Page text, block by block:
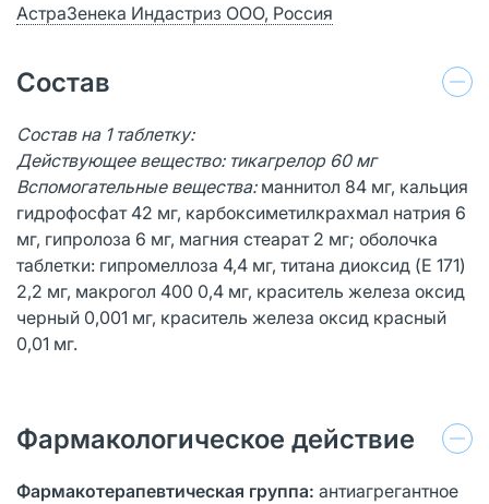
АстраЗенека Индастриз ООО, Россия
Состав
Состав на 1 таблетку:
Действующее вещество: тикагрелор 60 мг
Вспомогательные вещества: маннитол 84 мг, кальция
гидрофосфат 42 мг, карбоксиметилкрахмал натрия 6
мг, гипролоза 6 мг, магния стеарат 2 мг; оболочка
таблетки: гипромеллоза 4,4 мг, титана диоксид (E 171)
2,2 мг, макрогол 400 0,4 мг, краситель железа оксид
черный 0,001 мг, краситель железа оксид красный
0,01 мг.
Фармакологическое действие
Фармакотерапевтическая группа: антиагрегантное